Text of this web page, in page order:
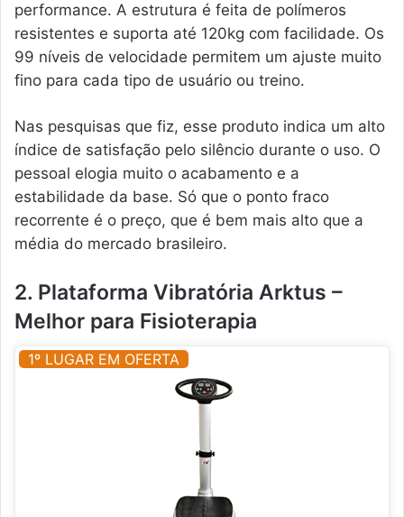
performance. A estrutura é feita de polímeros
resistentes e suporta até 120kg com facilidade. Os
99 níveis de velocidade permitem um ajuste muito
fino para cada tipo de usuário ou treino.
Nas pesquisas que fiz, esse produto indica um alto
índice de satisfação pelo silêncio durante o uso. O
pessoal elogia muito o acabamento e a
estabilidade da base. Só que o ponto fraco
recorrente é o preço, que é bem mais alto que a
média do mercado brasileiro.
2. Plataforma Vibratória Arktus –
Melhor para Fisioterapia
1º LUGAR EM OFERTA